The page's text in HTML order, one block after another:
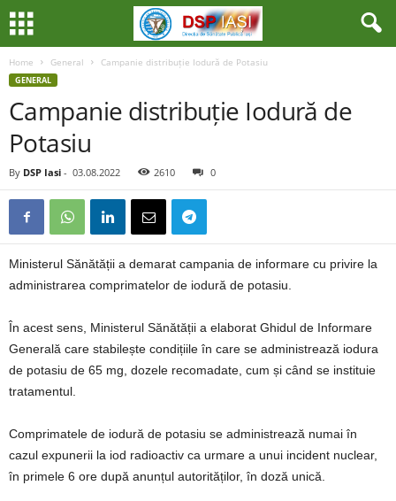
Home General Campanie distribuție Iodură de Potasiu
GENERAL
Campanie distribuție Iodură de
Potasiu
By DSP Iasi - 03.08.2022 2610 0
Ministerul Sănătății a demarat campania de informare cu privire la
administrarea comprimatelor de iodură de potasiu.
În acest sens, Ministerul Sănătății a elaborat Ghidul de Informare
Generală care stabilește condițiile în care se administrează iodura
de potasiu de 65 mg, dozele recomadate, cum și când se instituie
tratamentul.
Comprimatele de iodură de potasiu se administrează numai în
cazul expunerii la iod radioactiv ca urmare a unui incident nuclear,
în primele 6 ore după anunțul autorităților, în doză unică.